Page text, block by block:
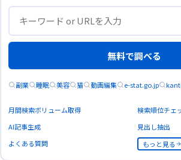
無料で調べる
副業 睡眠 美容 猫 動画編集 e-stat.go.jp
月間検索ボリューム取得
検索順位チェ
AI記事生成
見出し抽出
よくある質問
もっと見る